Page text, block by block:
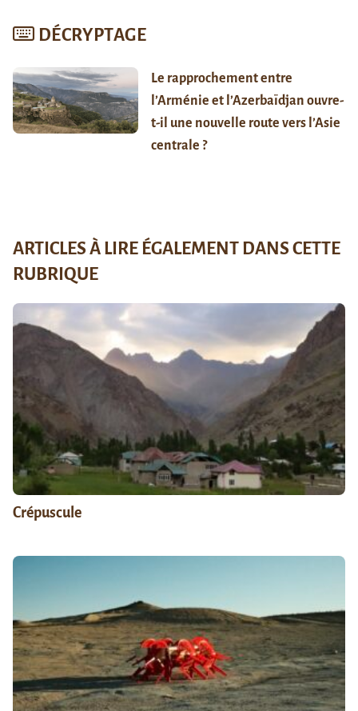
DÉCRYPTAGE
Le rapprochement entre
l’Arménie et l’Azerbaïdjan ouvre-
t-il une nouvelle route vers l’Asie
centrale ?
ARTICLES À LIRE ÉGALEMENT DANS CETTE
RUBRIQUE
Crépuscule